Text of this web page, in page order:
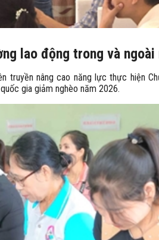
lao động trong và ngoài
truyền nâng cao năng lực thực hiện
gia giảm nghèo năm 2026.